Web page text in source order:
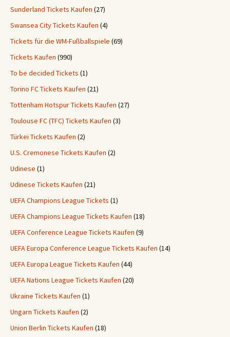
Sunderland Tickets Kaufen (27)
Swansea City Tickets Kaufen (4)
Tickets für die WM-Fußballspiele (69)
Tickets Kaufen (990)
To be decided Tickets (1)
Torino FC Tickets Kaufen (21)
Tottenham Hotspur Tickets Kaufen (27)
Toulouse FC (TFC) Tickets Kaufen (3)
Türkei Tickets Kaufen (2)
U.S. Cremonese Tickets Kaufen (2)
Udinese (1)
Udinese Tickets Kaufen (21)
UEFA Champions League Tickets (1)
UEFA Champions League Tickets Kaufen (18)
UEFA Conference League Tickets Kaufen (9)
UEFA Europa Conference League Tickets Kaufen (14)
UEFA Europa League Tickets Kaufen (44)
UEFA Nations League Tickets Kaufen (20)
Ukraine Tickets Kaufen (1)
Ungarn Tickets Kaufen (2)
Union Berlin Tickets Kaufen (18)